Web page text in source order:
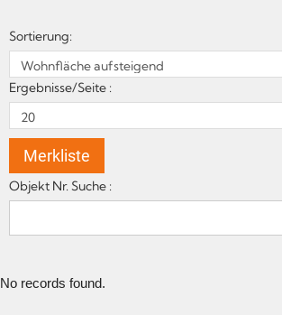
Sortierung:
Ergebnisse/Seite :
Merkliste
Objekt Nr. Suche :
No records found.